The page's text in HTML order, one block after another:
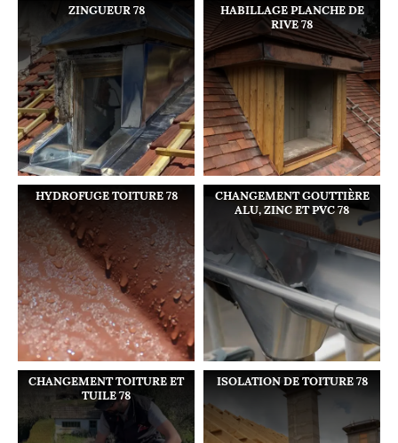
ZINGUEUR 78
HABILLAGE PLANCHE DE
RIVE 78
HYDROFUGE TOITURE 78
CHANGEMENT GOUTTIÈRE
ALU, ZINC ET PVC 78
CHANGEMENT TOITURE ET
TUILE 78
ISOLATION DE TOITURE 78